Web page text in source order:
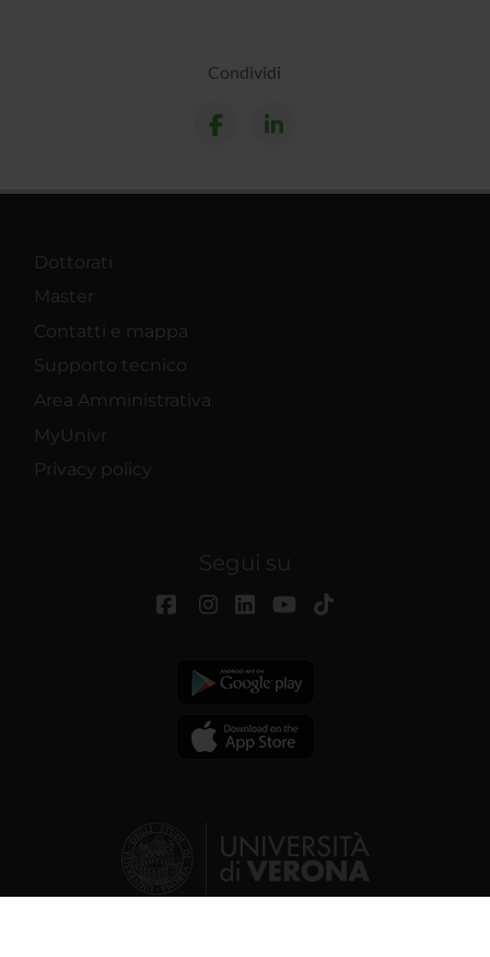
Condividi
Dottorati
Master
Contatti e mappa
Supporto tecnico
Area Amministrativa
MyUnivr
Privacy policy
Segui su